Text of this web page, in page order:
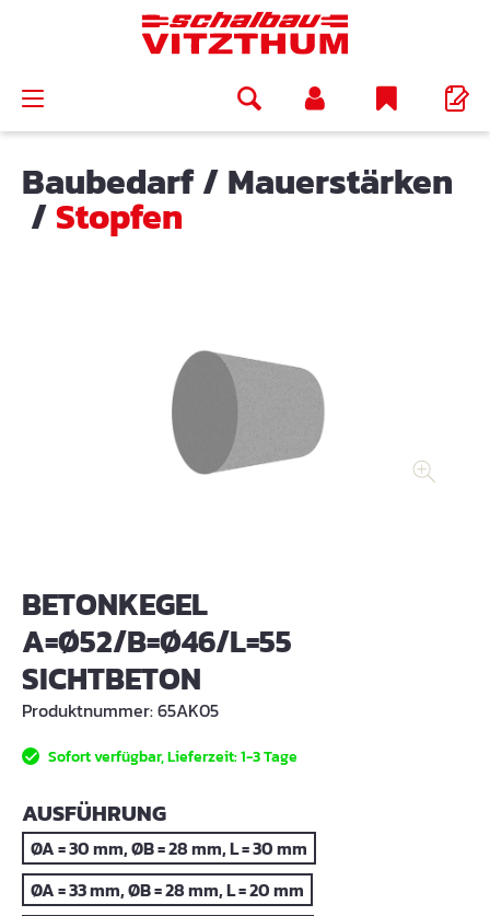
Baubedarf/Mauerstärken
/Stopfen
BETONKEGEL
A=Ø52/B=Ø46/L=55
SICHTBETON
Produktnummer:65AK05
Sofort verfügbar, Lieferzeit: 1-3 Tage
AUSFÜHRUNGAUSWÄHLEN
ØA = 30 mm, ØB = 28 mm, L = 30 mm
ØA = 33 mm, ØB = 28 mm, L = 20 mm